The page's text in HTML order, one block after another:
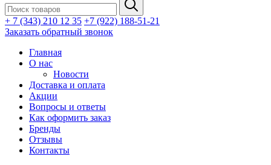
+ 7 (343) 210 12 35 +7 (922) 188-51-21
Заказать обратный звонок
Главная
О нас
Новости
Доставка и оплата
Акции
Вопросы и ответы
Как оформить заказ
Бренды
Отзывы
Контакты